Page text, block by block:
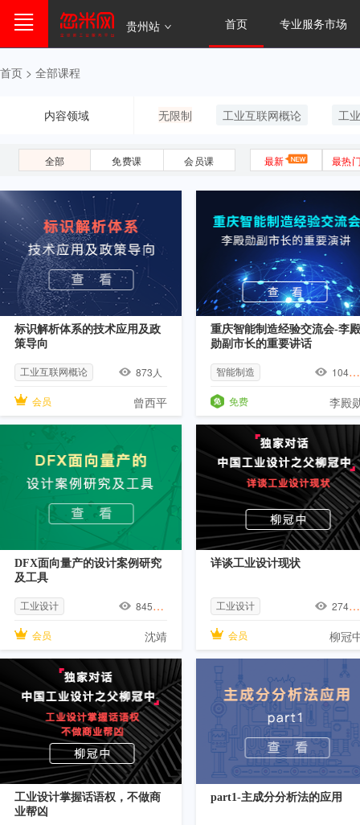
贵州站 首页 专业服务市场
首页 > 全部课程
内容领域 无限制 工业互联网概论 工
全部 免费课 会员课 最新 最热
标识解析体系的技术应用及政
策导向
工业互联网概论 873 人
会员 曾西平
重庆智能制造经验交流会-李殿
勋副市长的重要讲话
智能制造 10416
免费 李殿
DFX面向量产的设计案例研究
及工具
工业设计 8459 人
会员 沈靖
详谈工业设计现状
工业设计 27401
会员 柳冠
工业设计掌握话语权，不做商
业帮凶
part1-主成分分析法的应用